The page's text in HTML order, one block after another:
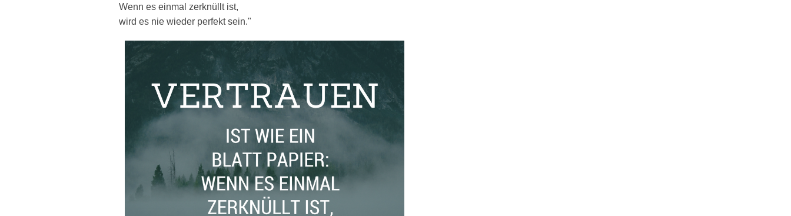
Wenn es einmal zerknüllt ist,
wird es nie wieder perfekt sein."